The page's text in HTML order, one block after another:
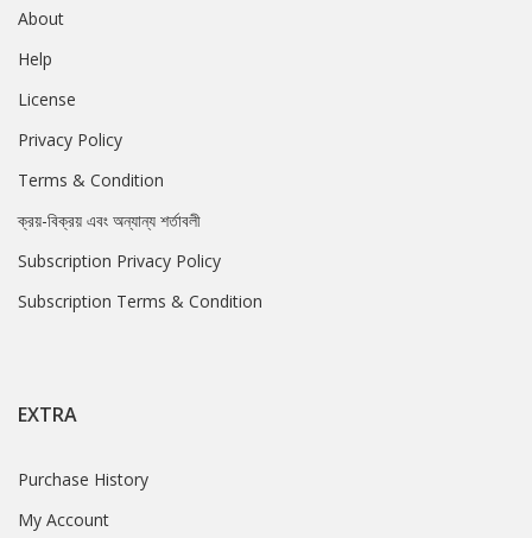
About
Help
License
Privacy Policy
Terms & Condition
ক্রয়-বিক্রয় এবং অন্যান্য শর্তাবলী
Subscription Privacy Policy
Subscription Terms & Condition
EXTRA
Purchase History
My Account